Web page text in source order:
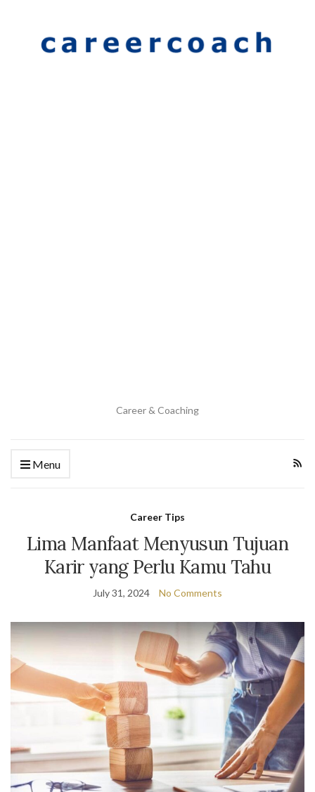
Career & Coaching
Menu
Career Tips
Lima Manfaat Menyusun Tujuan
Karir yang Perlu Kamu Tahu
July 31, 2024 No Comments